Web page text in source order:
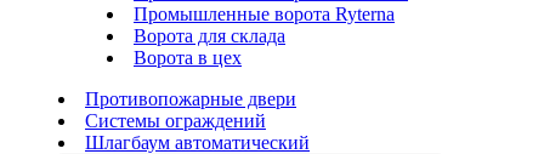
Промышленные ворота Ryterna
Ворота для склада
Ворота в цех
Противопожарные двери
Системы ограждений
Шлагбаум автоматический